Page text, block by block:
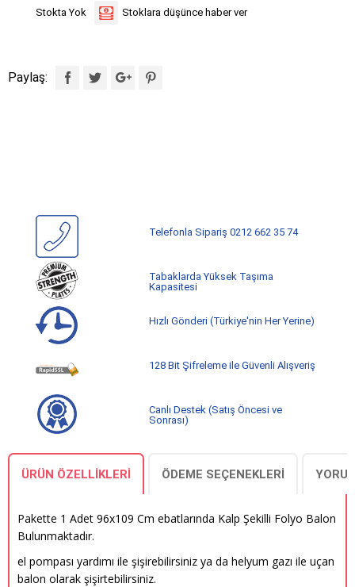
Stokta Yok Stoklara düşünce haber ver
Paylaş:
Telefonla Sipariş 0212 662 35 74
Tabaklarda Yüksek Taşıma
Kapasitesi
Hızlı Gönderi (Türkiye'nin Her Yerine)
128 Bit Şifreleme ile Güvenli Alışveriş
Canlı Destek (Satış Öncesi ve
Sonrası)
ÜRÜN ÖZELLIKLERI ÖDEME SEÇENEKLERI
Pakette 1 Adet 96x109 Cm ebatlarında Kalp Şekilli Folyo Balon
Bulunmaktadır.
el pompası yardımı ile şişirebilirsiniz ya da helyum gazı ile uçan
balon olarak şişirtebilirsiniz.